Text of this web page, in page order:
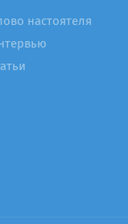
настоятеля